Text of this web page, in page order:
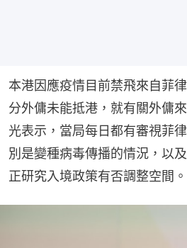
本港因應疫情目前禁飛來自菲
分外傭未能抵港，就有關外傭
光表示，當局每日都有審視菲
別是變種病毒傳播的情況，以
正研究入境政策有否調整空間。